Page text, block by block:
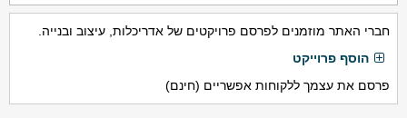
חברי האתר מוזמנים לפרסם פרויקטים של אדריכלות, עיצוב ובנייה.
הוסף פרוייקט
פרסם את עצמך ללקוחות אפשריים (חינם)